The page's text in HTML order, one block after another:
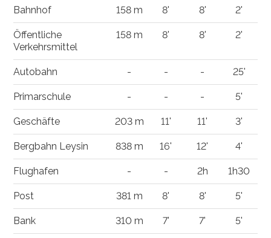
Bahnhof 158 m 8' 8' 2'
Öffentliche
Verkehrsmittel
158 m 8' 8' 2'
Autobahn - - - 25'
Primarschule - - - 5'
Geschäfte 203 m 11' 11' 3'
Bergbahn Leysin 838 m 16' 12' 4'
Flughafen - - 2h 1h30
Post 381 m 8' 8' 5'
Bank 310 m 7' 7' 5'